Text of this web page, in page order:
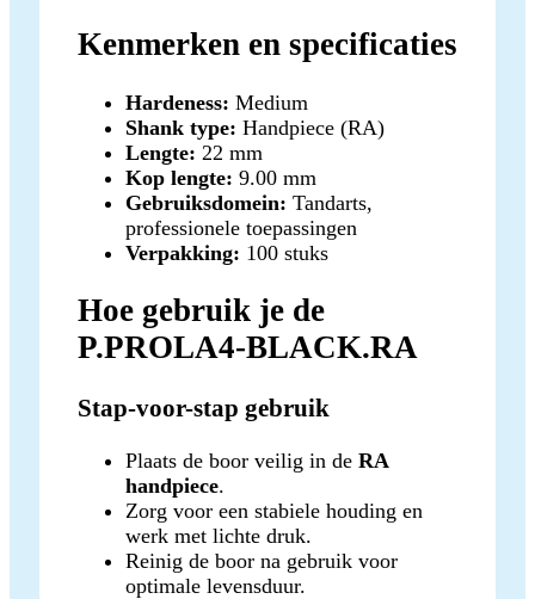
Kenmerken en specificaties
Hardeness: Medium
Shank type: Handpiece (RA)
Lengte: 22 mm
Kop lengte: 9.00 mm
Gebruiksdomein: Tandarts,
professionele toepassingen
Verpakking: 100 stuks
Hoe gebruik je de
P.PROLA4-BLACK.RA
Stap-voor-stap gebruik
Plaats de boor veilig in de RA
handpiece.
Zorg voor een stabiele houding en
werk met lichte druk.
Reinig de boor na gebruik voor
optimale levensduur.